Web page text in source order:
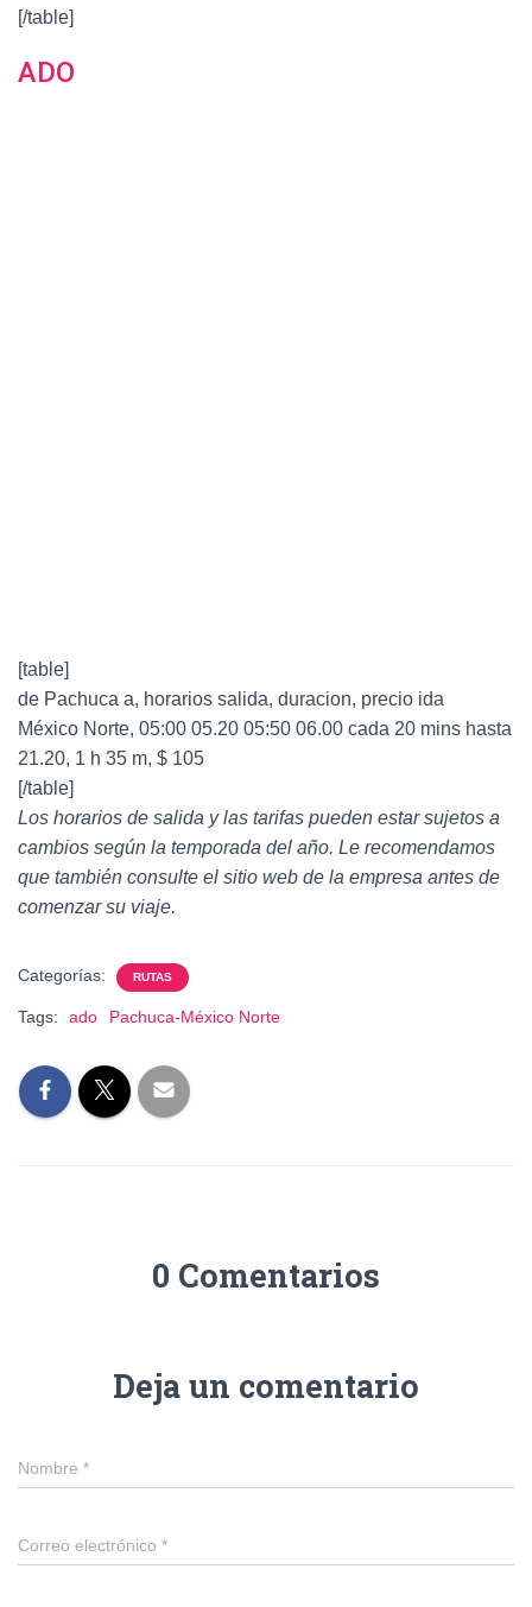
[/table]
ADO
[table]
de Pachuca a, horarios salida, duracion, precio ida
México Norte, 05:00 05.20 05:50 06.00 cada 20 mins hasta
21.20, 1 h 35 m, $ 105
[/table]
Los horarios de salida y las tarifas pueden estar sujetos a
cambios según la temporada del año. Le recomendamos
que también consulte el sitio web de la empresa antes de
comenzar su viaje.
Categorías: RUTAS
Tags: ado Pachuca-México Norte
0 Comentarios
Deja un comentario
Nombre *
Correo electrónico *